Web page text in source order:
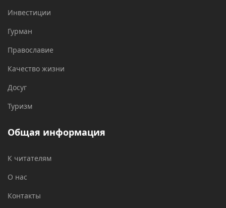
Инвестиции
Гурман
Православие
Качество жизни
Досуг
Туризм
Общая информация
К читателям
О нас
Контакты